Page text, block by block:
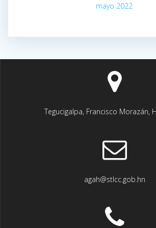
mayo 2022
Tegucigalpa, Francisco Morazán,
agah@stlcc.gob.hn